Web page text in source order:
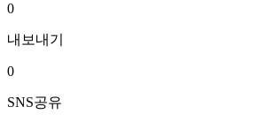
0
내보내기
0
SNS공유